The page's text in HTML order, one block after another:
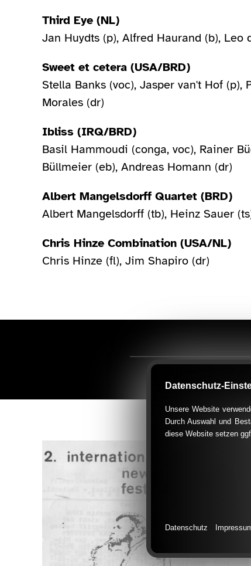
Third Eye (NL)
Jan Huydts (p), Alfred Haurand (b), Leo
Sweet et cetera (USA/BRD)
Stella Banks (voc), Jasper van't Hof
Morales (dr)
Ibliss (IRQ/BRD)
Basil Hammoudi (conga, voc), Rainer
Büllmeier (eb), Andreas Homann (dr)
Albert Mangelsdorff Quartet (BRD)
Albert Mangelsdorff (tb), Heinz Sauer
Chris Hinze Combination (USA/NL)
Chris Hinze (fl), Jim Shapiro (dr)
Datenschutz-
Unsere Website
Durch Auswahl und
diese Website setzen
Datenschutz